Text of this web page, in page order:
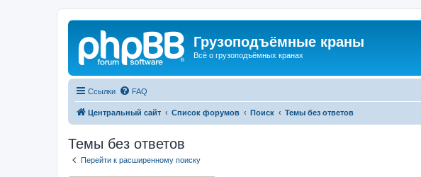
Грузоподъёмные краны
Всё о грузоподъёмных кранах
Ссылки FAQ
Центральный сайт Список форумов Поиск Темы без ответов
Темы без ответов
Перейти к расширенному поиску